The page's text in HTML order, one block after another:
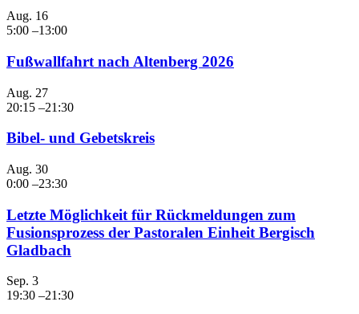
Aug. 16
5:00 –13:00
Fußwallfahrt nach Altenberg 2026
Aug. 27
20:15 –21:30
Bibel- und Gebetskreis
Aug. 30
0:00 –23:30
Letzte Möglichkeit für Rückmeldungen zum
Fusionsprozess der Pastoralen Einheit Bergisch
Gladbach
Sep. 3
19:30 –21:30